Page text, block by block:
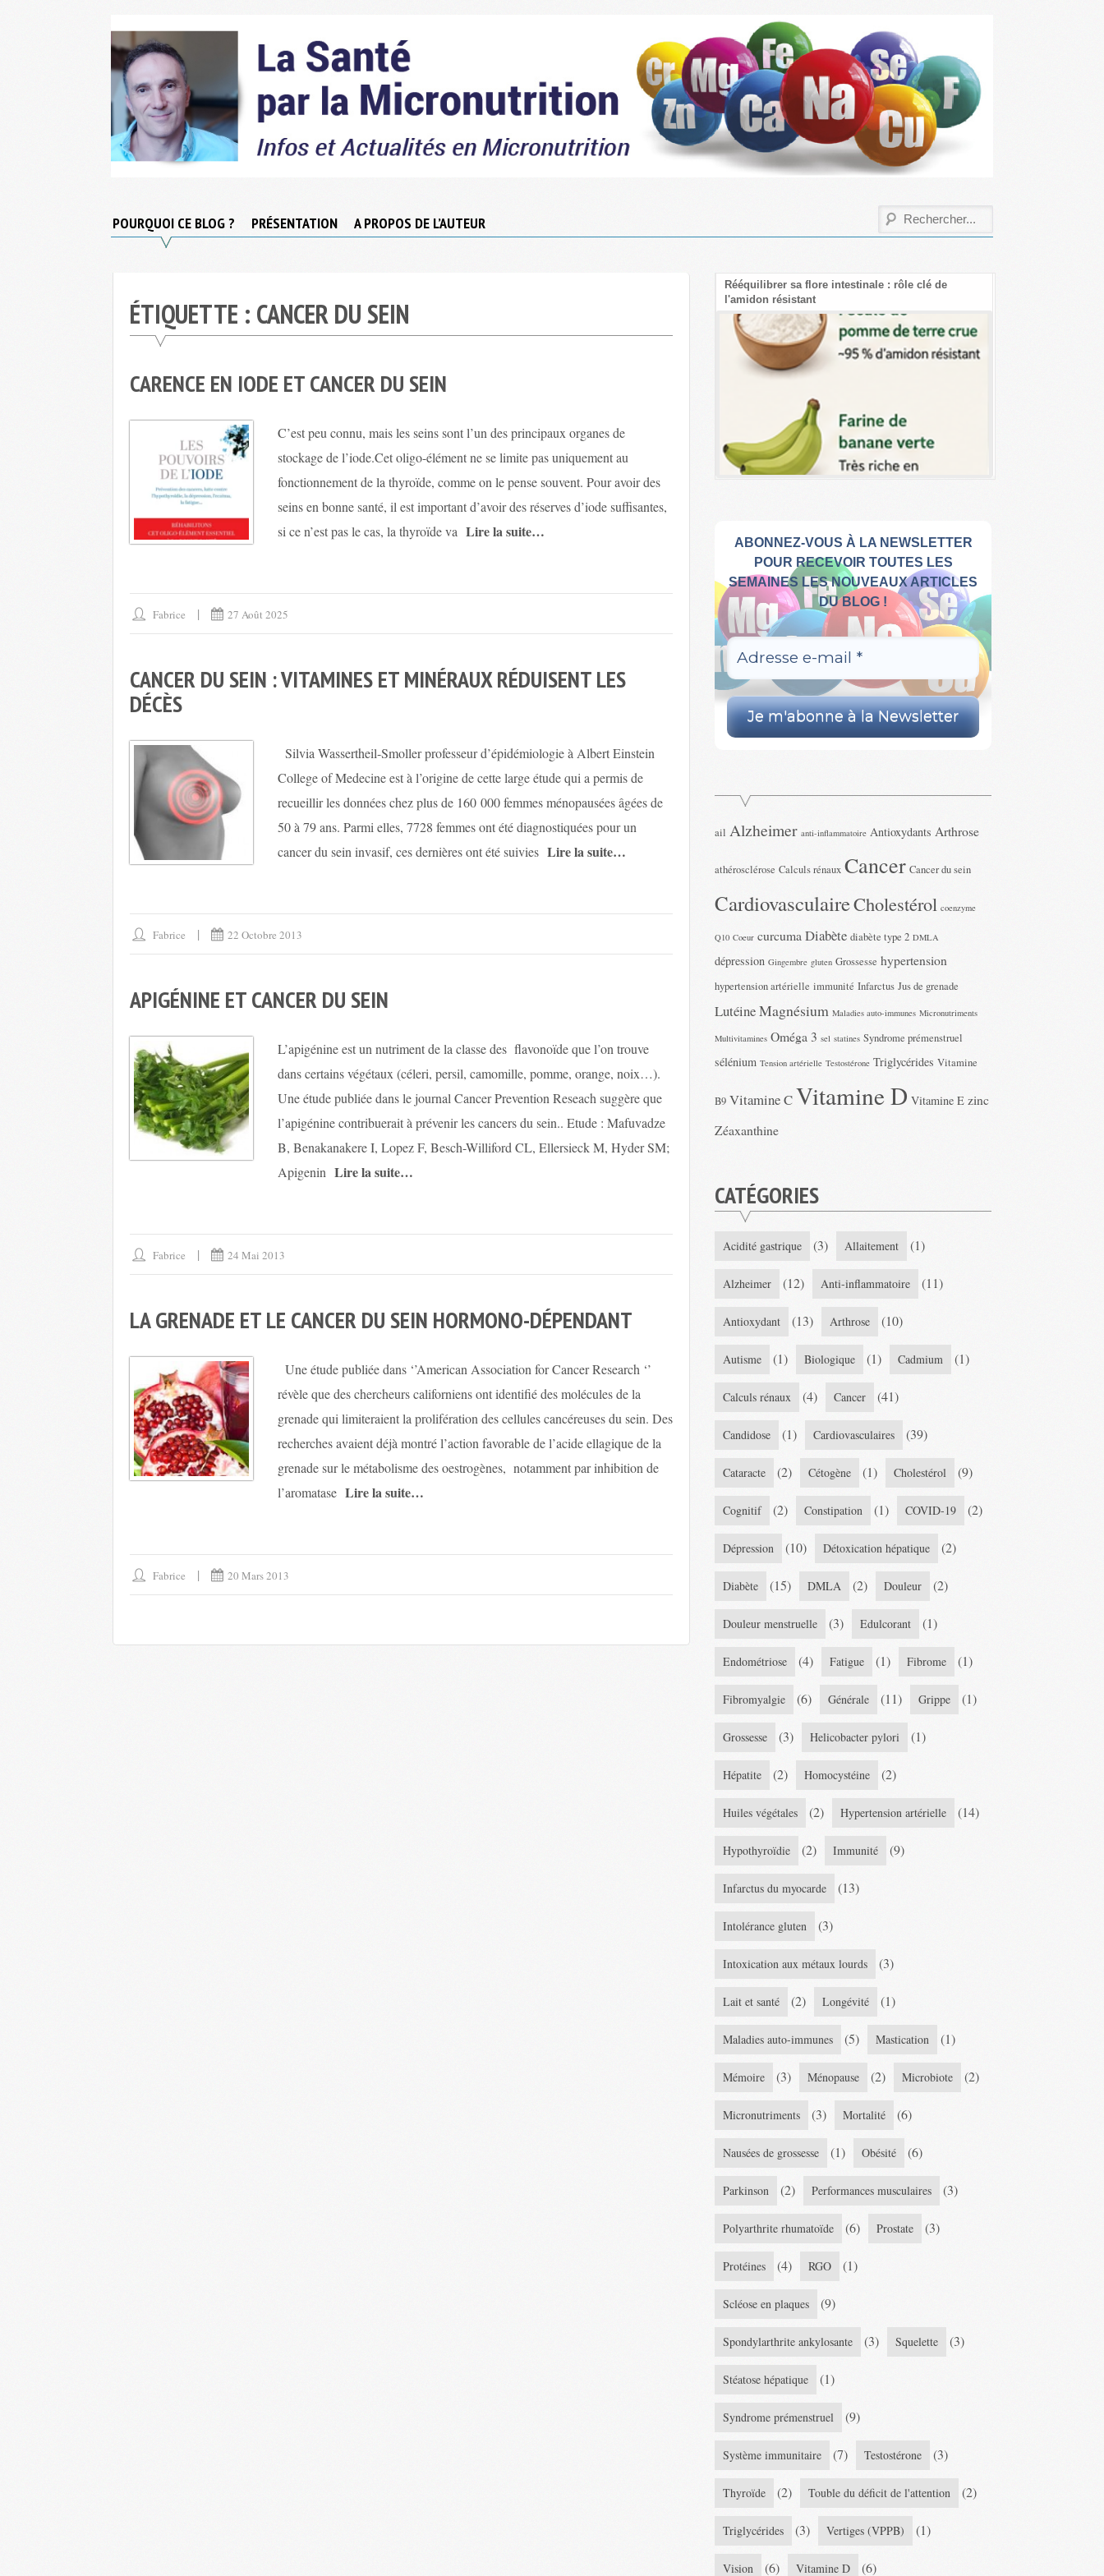
Santé
POURQUOI CE BLOG ? PRÉSENTATION A PROPOS DE L’AUTEUR
ÉTIQUETTE : CANCER DU SEIN
CARENCE EN IODE ET CANCER DU SEIN
C’est peu connu, mais les seins sont l’un des principaux organes de
stockage de l’iode.Cet oligo-élément ne se limite pas uniquement au
fonctionnement de la thyroïde, comme on le pense souvent. Pour avoir des
seins en bonne santé, il est important d’avoir des réserves d’iode suffisantes,
si ce n’est pas le cas, la thyroïde va Lire la suite…
Fabrice 27 Août 2025
CANCER DU SEIN : VITAMINES ET MINÉRAUX RÉDUISENT LES
DÉCÈS
Silvia Wassertheil-Smoller professeur d’épidémiologie à Albert Einstein
College of Medecine est à l’origine de cette large étude qui a permis de
recueillir les données chez plus de 160 000 femmes ménopausées âgées de
50 à 79 ans. Parmi elles, 7728 femmes ont été diagnostiquées pour un
cancer du sein invasif, ces dernières ont été suivies Lire la suite…
Fabrice 22 Octobre 2013
APIGÉNINE ET CANCER DU SEIN
L’apigénine est un nutriment de la classe des flavonoïde que l’on trouve
dans certains végétaux (céleri, persil, camomille, pomme, orange, noix…).
Une étude publiée dans le journal Cancer Prevention Reseach suggère que
l’apigénine contribuerait à prévenir les cancers du sein.. Etude : Mafuvadze
B, Benakanakere I, Lopez F, Besch-Williford CL, Ellersieck M, Hyder SM;
Apigenin Lire la suite…
Fabrice 24 Mai 2013
LA GRENADE ET LE CANCER DU SEIN HORMONO-DÉPENDANT
Une étude publiée dans ‘’American Association for Cancer Research ‘’
révèle que des chercheurs californiens ont identifié des molécules de la
grenade qui limiteraient la prolifération des cellules cancéreuses du sein. Des
recherches avaient déjà montré l’action favorable de l’acide ellagique de la
grenade sur le métabolisme des oestrogènes, notamment par inhibition de
l’aromatase Lire la suite…
Fabrice 20 Mars 2013
Rééquilibrer sa flore intestinale : rôle clé de
l'amidon résistant
ABONNEZ-VOUS À LA NEWSLETTER
POUR RECEVOIR TOUTES LES
SEMAINES LES NOUVEAUX ARTICLES
DU BLOG !
ail Alzheimer anti-inflammatoire Antioxydants Arthrose
athérosclérose Calculs rénaux Cancer Cancer du sein
CardiovasculaireCholestérol coenzyme
Q10 Coeur curcuma Diabète diabète type 2 DMLA
dépression Gingembre gluten Grossesse hypertension
hypertension artérielle immunité Infarctus Jus de grenade
LutéineMagnésium Maladies auto-immunes Micronutriments
Multivitamines Oméga 3 sel statines Syndrome prémenstruel
sélénium Tension artérielle Testostérone Triglycérides Vitamine
B9 Vitamine CVitamine D Vitamine E zinc
Zéaxanthine
CATÉGORIES
Acidité gastrique (3) Allaitement (1)
Alzheimer (12) Anti-inflammatoire (11)
Antioxydant (13) Arthrose (10)
Autisme (1) Biologique (1) Cadmium (1)
Calculs rénaux (4) Cancer (41)
Candidose (1) Cardiovasculaires (39)
Cataracte (2) Cétogène (1) Cholestérol (9)
Cognitif (2) Constipation (1) COVID-19 (2)
Dépression (10) Détoxication hépatique (2)
Diabète (15) DMLA (2) Douleur (2)
Douleur menstruelle (3) Edulcorant (1)
Endométriose (4) Fatigue (1) Fibrome (1)
Fibromyalgie (6) Générale (11) Grippe (1)
Grossesse (3) Helicobacter pylori (1)
Hépatite (2) Homocystéine (2)
Huiles végétales (2) Hypertension artérielle (14)
Hypothyroïdie (2) Immunité (9)
Infarctus du myocarde (13)
Intolérance gluten (3)
Intoxication aux métaux lourds (3)
Lait et santé (2) Longévité (1)
Maladies auto-immunes (5) Mastication (1)
Mémoire (3) Ménopause (2) Microbiote (2)
Micronutriments (3) Mortalité (6)
Nausées de grossesse (1) Obésité (6)
Parkinson (2) Performances musculaires (3)
Polyarthrite rhumatoïde (6) Prostate (3)
Protéines (4) RGO (1)
Scléose en plaques (9)
Spondylarthrite ankylosante (3) Squelette (3)
Stéatose hépatique (1)
Syndrome prémenstruel (9)
Système immunitaire (7) Testostérone (3)
Thyroïde (2) Touble du déficit de l'attention (2)
Triglycérides (3) Vertiges (VPPB) (1)
Vision (6) Vitamine D (6)